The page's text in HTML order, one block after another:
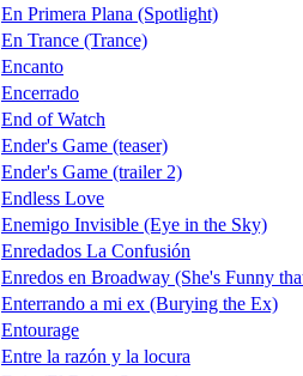
En Primera Plana (Spotlight)
En Trance (Trance)
Encanto
Encerrado
End of Watch
Ender's Game (teaser)
Ender's Game (trailer 2)
Endless Love
Enemigo Invisible (Eye in the Sky)
Enredados La Confusión
Enredos en Broadway (She's Funny
Enterrando a mi ex (Burying the Ex)
Entourage
Entre la razón y la locura